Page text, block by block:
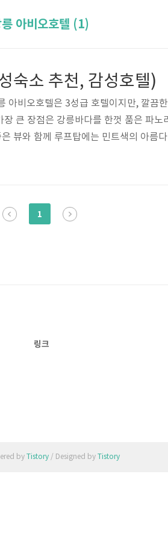
아비오호텔 (1)
숙소 추천, 감성호텔)
아비오호텔은 3성급 호텔이지만, 깔끔
큰 장점은 강릉바다를 한껏 품은 파노
뷰와 함께 루프탑에는 민트색의 아름
, 1층에 있는 카페에서도 숲속안에 있는
, 체크아웃 11시 가격 9만원 ~ 39만원 주
1
링크
by Tistory/ Designed by Tistory